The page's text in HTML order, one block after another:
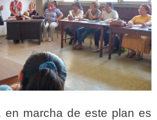
marcha de este plan es